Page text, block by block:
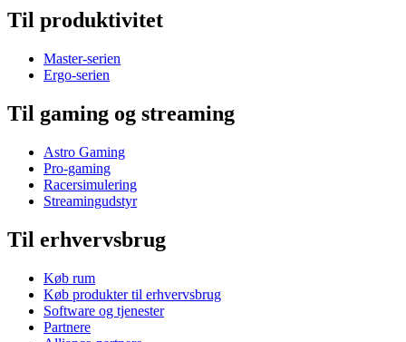
Til produktivitet
Master-serien
Ergo-serien
Til gaming og streaming
Astro Gaming
Pro-gaming
Racersimulering
Streamingudstyr
Til erhvervsbrug
Køb rum
Køb produkter til erhvervsbrug
Software og tjenester
Partnere